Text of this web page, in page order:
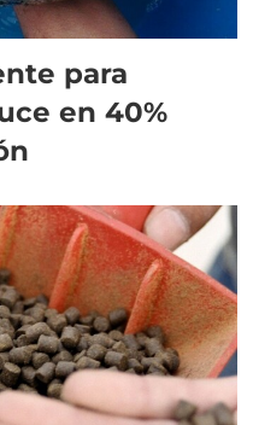
para
en 40%